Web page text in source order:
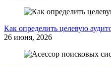
Как определить целевую
26 июня, 2026